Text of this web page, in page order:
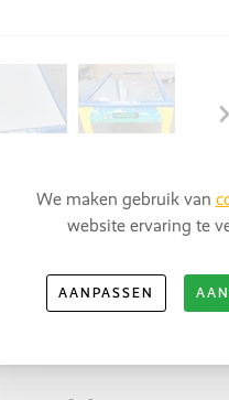
We maken gebruik van
website ervaring te
AANPASSEN